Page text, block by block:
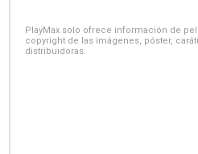
PlayMax solo ofrece información de
copyright de las imágenes, póster,
distribuidoras.